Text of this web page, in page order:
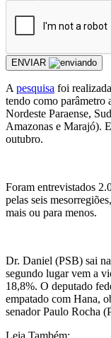
ENVIAR
A pesquisa foi
tendo como parâmetro
Nordeste Paraense,
Amazonas e Marajó).
outubro.
Foram entrevistados
pelas seis
mais ou para menos.
Dr. Daniel (PSB) sai
segundo lugar vem a
18,8%. O deputado
empatado com Hana,
senador Paulo Rocha
Leia Também: